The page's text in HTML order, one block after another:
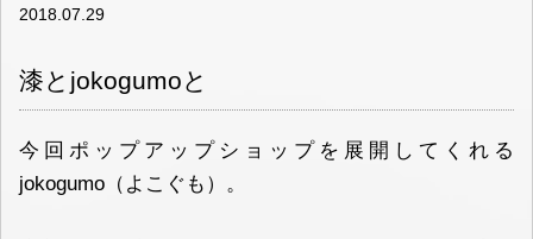
2018.07.29
漆とjokogumoと
今回ポップアップショップを展開してくれる
jokogumo（よこぐも）。